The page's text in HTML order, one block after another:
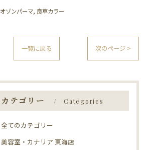
オゾンパーマ 良草カラー
一覧に戻る 次のページ >
カテゴリー Categories
全てのカテゴリー
美容室・カナリア 東海店